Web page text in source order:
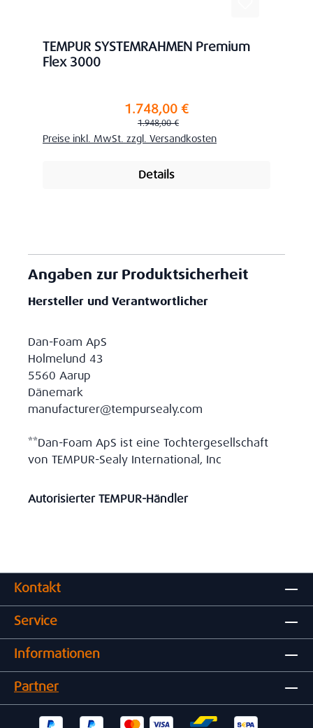
TEMPUR SYSTEMRAHMEN Premium
Flex 3000
Verkaufspreis:1.748,00 €
Regulärer Preis:
1.948,00 €
Preise inkl. MwSt. zzgl. Versandkosten
Details
Angaben zur Produktsicherheit
Hersteller und Verantwortlicher
Dan-Foam ApS
Holmelund 43
5560 Aarup
Dänemark
manufacturer@tempursealy.com
**Dan-Foam ApS ist eine Tochtergesellschaft
von TEMPUR-Sealy International, Inc
Autorisierter TEMPUR-Händler
Kontakt
Service
Informationen
Partner